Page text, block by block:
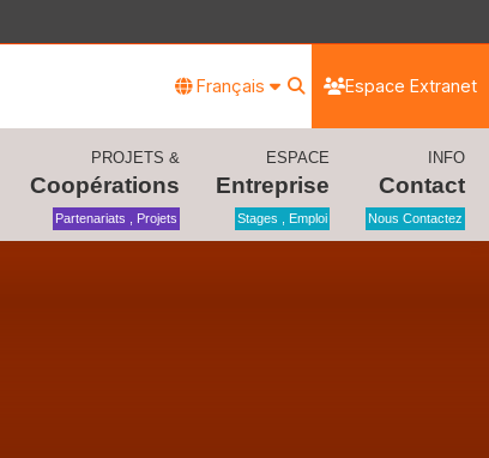
Français Espace Extranet
PROJETS &
Coopérations
Partenariats , Projets
ESPACE
Entreprise
Stages , Emploi
INFO
Contact
Nous Contactez